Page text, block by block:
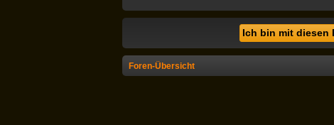
Foren-Übersicht